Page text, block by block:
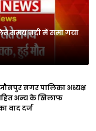
समय नदी में समा गया
नगर पालिका अध्यक्ष
अन्य के खिलाफ
वाद दर्ज